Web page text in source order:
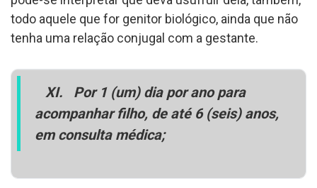
todo aquele que for genitor biológico, ainda que não
tenha uma relação conjugal com a gestante.
XI. Por 1 (um) dia por ano para
acompanhar filho, de até 6 (seis) anos,
em consulta médica;